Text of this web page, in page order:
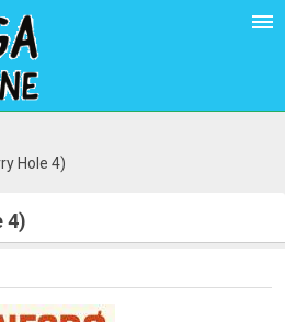
Hole 4)
4)